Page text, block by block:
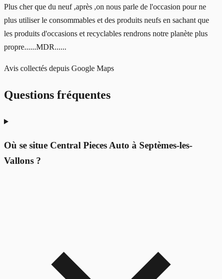
Plus cher que du neuf ,après ,on nous parle de l'occasion pour ne
plus utiliser le consommables et des produits neufs en sachant que
les produits d'occasions et recyclables rendrons notre planète plus
propre......MDR......
Avis collectés depuis Google Maps
Questions fréquentes
Où se situe Central Pieces Auto à Septèmes-les-
Vallons ?